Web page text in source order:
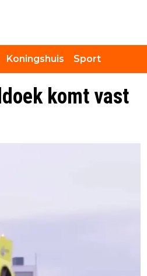
Koningshuis Sport
komt vast